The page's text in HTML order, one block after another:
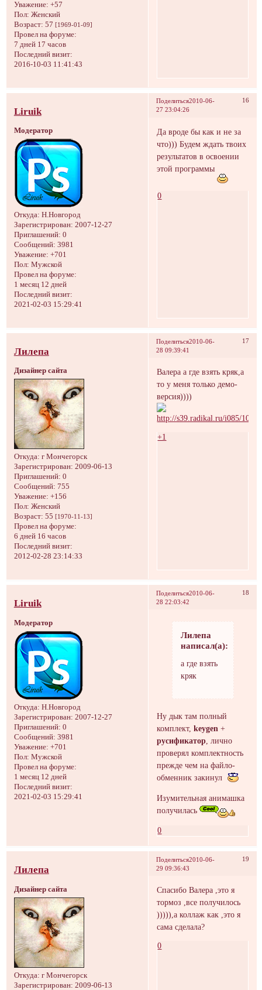
Уважение: +57
Пол: Женский
Возраст: 57 [1969-01-09]
Провел на форуме:
7 дней 17 часов
Последний визит:
2016-10-03 11:41:43
Поделиться 16
2010-06-
27 23:04:26
Liruik
Модератор
Откуда: Н.Новгород
Зарегистрирован: 2007-12-27
Приглашений: 0
Сообщений: 3981
Уважение: +701
Пол: Мужской
Провел на форуме:
1 месяц 12 дней
Последний визит:
2021-02-03 15:29:41
Да вроде бы как и не за
что))) Будем ждать твоих
результатов в освоении
этой программы
0
Поделиться 17
2010-06-
28 09:39:41
Лилепа
Дизайнер сайта
Откуда: г Мончегорск
Зарегистрирован: 2009-06-13
Приглашений: 0
Сообщений: 755
Уважение: +156
Пол: Женский
Возраст: 55 [1970-11-13]
Провел на форуме:
6 дней 16 часов
Последний визит:
2012-02-28 23:14:33
Валера а где взять кряк,а
то у меня только демо-
версия))))
+1
Поделиться 18
2010-06-
28 22:03:42
Liruik
Модератор
Откуда: Н.Новгород
Зарегистрирован: 2007-12-27
Приглашений: 0
Сообщений: 3981
Уважение: +701
Пол: Мужской
Провел на форуме:
1 месяц 12 дней
Последний визит:
2021-02-03 15:29:41
Лилепа
написал(а):
а где взять
кряк
Ну дык там полный
комплект,keygen +
русификатор, лично
проверял комплектность
прежде чем на файло-
обменник закинул
Изумительная анимашка
получилась
0
Поделиться 19
2010-06-
29 09:36:43
Лилепа
Дизайнер сайта
Откуда: г Мончегорск
Зарегистрирован: 2009-06-13
Спасибо Валера ,это я
тормоз ,все получилось
))))),а коллаж как ,это я
сама сделала?
0